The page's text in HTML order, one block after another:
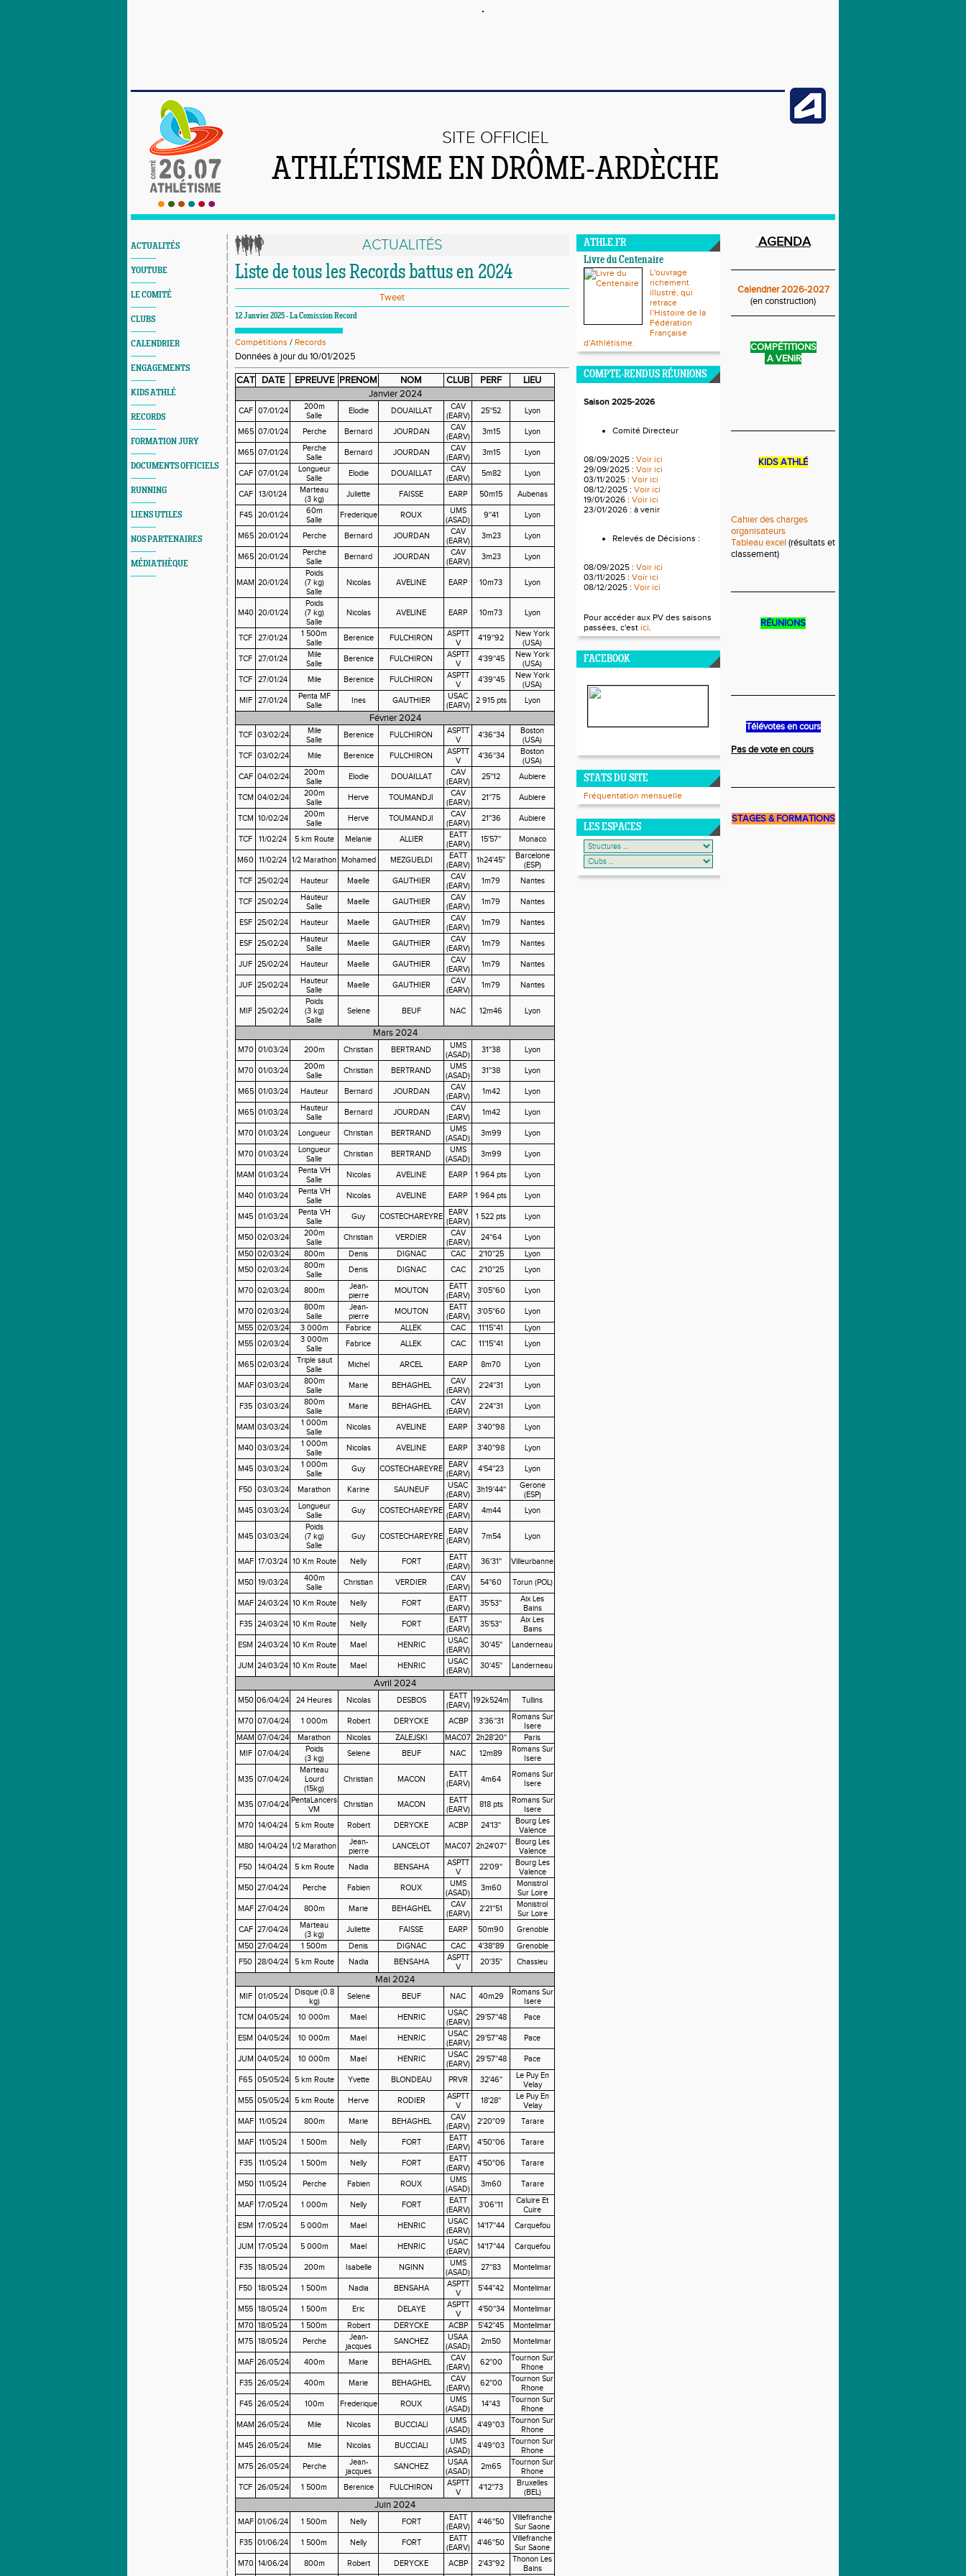
SITE OFFICIEL
ATHLÉTISME EN DRÔME-ARDÈCHE
ACTUALITÉS
YOUTUBE
LE COMITÉ
CLUBS
CALENDRIER
ENGAGEMENTS
KIDS ATHLÉ
RECORDS
FORMATION JURY
DOCUMENTS OFFICIELS
RUNNING
LIENS UTILES
NOS PARTENAIRES
MÉDIATHÈQUE
ACTUALITÉS
Liste de tous les Records battus en 2024
Tweet
12 Janvier 2025 - La Comission Record
Compétitions / Records
Données à jour du 10/01/2025
CAT DATE EPREUVE PRENOM NOM CLUB PERF
LIEU
Janvier 2024
CAF 07/01/24
200m
Salle
Elodie DOUAILLAT
CAV
(EARV)
25''52 Lyon
M65 07/01/24 Perche Bernard JOURDAN
CAV
(EARV)
3m15 Lyon
M65 07/01/24
Perche
Salle
Bernard JOURDAN
CAV
(EARV)
3m15 Lyon
CAF 07/01/24
Longueur
Salle
Elodie DOUAILLAT
CAV
(EARV)
5m82 Lyon
CAF 13/01/24
Marteau
(3 kg)
Juliette FAISSE EARP 50m15 Aubenas
F45 20/01/24
60m
Salle
Frederique ROUX
UMS
(ASAD)
9''41 Lyon
M65 20/01/24 Perche Bernard JOURDAN
CAV
(EARV)
3m23 Lyon
M65 20/01/24
Perche
Salle
Bernard JOURDAN
CAV
(EARV)
3m23 Lyon
MAM 20/01/24
Poids
(7 kg)
Salle
Nicolas AVELINE EARP 10m73 Lyon
M40 20/01/24
Poids
(7 kg)
Salle
Nicolas AVELINE EARP 10m73 Lyon
TCF 27/01/24
1 500m
Salle
Berenice FULCHIRON
ASPTT
V
4'19''92
New York
(USA)
TCF
27/01/24
Mile
Salle
Berenice FULCHIRON
ASPTT
V
4'39''45
New York
(USA)
TCF
27/01/24 Mile Berenice FULCHIRON
ASPTT
V
4'39''45
New York
(USA)
MIF
27/01/24
Penta MF
Salle
Ines GAUTHIER
USAC
(EARV)
2 915 pts Lyon
Février 2024
TCF 03/02/24
Mile
Salle
Berenice FULCHIRON
ASPTT
V
4'36''34
Boston
(USA)
TCF 03/02/24 Mile Berenice FULCHIRON
ASPTT
V
4'36''34
Boston
(USA)
CAF 04/02/24
200m
Salle
Elodie DOUAILLAT
CAV
(EARV)
25''12 Aubiere
TCM 04/02/24
200m
Salle
Herve TOUMANDJI
CAV
(EARV)
21''75 Aubiere
TCM 10/02/24
200m
Salle
Herve TOUMANDJI
CAV
(EARV)
21''36 Aubiere
TCF 11/02/24 5 km Route Melanie ALLIER
EATT
(EARV)
15'57'' Monaco
M60 11/02/24 1/2 Marathon Mohamed MEZGUELDI
EATT
(EARV)
1h24'45''
Barcelone
(ESP)
TCF 25/02/24 Hauteur Maelle GAUTHIER
CAV
(EARV)
1m79 Nantes
TCF 25/02/24
Hauteur
Salle
Maelle GAUTHIER
CAV
(EARV)
1m79 Nantes
ESF 25/02/24 Hauteur Maelle GAUTHIER
CAV
(EARV)
1m79 Nantes
ESF 25/02/24
Hauteur
Salle
Maelle GAUTHIER
CAV
(EARV)
1m79 Nantes
JUF 25/02/24 Hauteur Maelle GAUTHIER
CAV
(EARV)
1m79 Nantes
JUF 25/02/24
Hauteur
Salle
Maelle GAUTHIER
CAV
(EARV)
1m79 Nantes
MIF 25/02/24
Poids
(3 kg)
Salle
Selene BEUF NAC 12m46 Lyon
Mars 2024
M70 01/03/24 200m Christian BERTRAND
UMS
(ASAD)
31''38 Lyon
M70 01/03/24
200m
Salle
Christian BERTRAND
UMS
(ASAD)
31''38 Lyon
M65 01/03/24 Hauteur Bernard JOURDAN
CAV
(EARV)
1m42 Lyon
M65 01/03/24
Hauteur
Salle
Bernard JOURDAN
CAV
(EARV)
1m42 Lyon
M70 01/03/24 Longueur Christian BERTRAND
UMS
(ASAD)
3m99 Lyon
M70 01/03/24
Longueur
Salle
Christian BERTRAND
UMS
(ASAD)
3m99 Lyon
MAM 01/03/24
Penta VH
Salle
Nicolas AVELINE EARP 1 964 pts Lyon
M40 01/03/24
Penta VH
Salle
Nicolas AVELINE EARP 1 964 pts Lyon
M45 01/03/24
Penta VH
Salle
Guy COSTECHAREYRE
EARV
(EARV)
1 522 pts Lyon
M50 02/03/24
200m
Salle
Christian VERDIER
CAV
(EARV)
24''64
Lyon
M50 02/03/24 800m Denis DIGNAC CAC 2'10''25
Lyon
M50 02/03/24
800m
Salle
Denis DIGNAC CAC 2'10''25 Lyon
M70 02/03/24 800m
Jean-
pierre
MOUTON
EATT
(EARV)
3'05''60 Lyon
M70 02/03/24
800m
Salle
Jean-
pierre
MOUTON
EATT
(EARV)
3'05''60
Lyon
M55 02/03/24 3 000m Fabrice ALLEK CAC 11'15''41
Lyon
M55 02/03/24
3 000m
Salle
Fabrice ALLEK CAC 11'15''41 Lyon
M65 02/03/24
Triple saut
Salle
Michel ARCEL EARP 8m70 Lyon
MAF 03/03/24
800m
Salle
Marie BEHAGHEL
CAV
(EARV)
2'24''31 Lyon
F35 03/03/24
800m
Salle
Marie BEHAGHEL
CAV
(EARV)
2'24''31 Lyon
MAM 03/03/24
1 000m
Salle
Nicolas AVELINE EARP 3'40''98 Lyon
M40 03/03/24
1 000m
Salle
Nicolas AVELINE EARP 3'40''98 Lyon
M45 03/03/24
1 000m
Salle
Guy COSTECHAREYRE
EARV
(EARV)
4'54''23 Lyon
F50 03/03/24 Marathon Karine SAUNEUF
USAC
(EARV)
3h19'44''
Gerone
(ESP)
M45 03/03/24
Longueur
Salle
Guy COSTECHAREYRE
EARV
(EARV)
4m44 Lyon
M45 03/03/24
Poids
(7 kg)
Salle
Guy COSTECHAREYRE
EARV
(EARV)
7m54 Lyon
MAF 17/03/24 10 Km Route Nelly FORT
EATT
(EARV)
36'31'' Villeurbanne
M50 19/03/24
400m
Salle
Christian VERDIER
CAV
(EARV)
54''60 Torun (POL)
MAF 24/03/24 10 Km Route Nelly FORT
EATT
(EARV)
35'53''
Aix Les
Bains
F35 24/03/24 10 Km Route Nelly FORT
EATT
(EARV)
35'53''
Aix Les
Bains
ESM 24/03/24 10 Km Route Mael HENRIC
USAC
(EARV)
30'45'' Landerneau
JUM 24/03/24 10 Km Route Mael HENRIC
USAC
(EARV)
30'45'' Landerneau
Avril 2024
M50 06/04/24 24 Heures Nicolas DESBOS
EATT
(EARV)
192k524m Tullins
M70 07/04/24 1 000m Robert DERYCKE ACBP 3'36''31
Romans Sur
Isere
MAM 07/04/24 Marathon Nicolas ZALEJSKI MAC07 2h28'20''
Paris
MIF 07/04/24
Poids
(3 kg)
Selene BEUF NAC 12m89
Romans Sur
Isere
M35 07/04/24
Marteau
Lourd
(15kg)
Christian MACON
EATT
(EARV)
4m64
Romans Sur
Isere
M35 07/04/24 PentaLancers
VM
Christian MACON
EATT
(EARV)
818 pts
Romans Sur
Isere
M70 14/04/24 5 km Route Robert DERYCKE ACBP 24'13''
Bourg Les
Valence
M80 14/04/24 1/2 Marathon
Jean-
pierre
LANCELOT MAC07 2h24'07''
Bourg Les
Valence
F50
14/04/24 5 km Route Nadia BENSAHA
ASPTT
V
22'09''
Bourg Les
Valence
M50 27/04/24 Perche Fabien ROUX
UMS
(ASAD)
3m60
Monistrol
Sur Loire
MAF 27/04/24 800m Marie BEHAGHEL
CAV
(EARV)
2'21''51
Monistrol
Sur Loire
CAF 27/04/24
Marteau
(3 kg)
Juliette FAISSE EARP 50m90
Grenoble
M50 27/04/24 1 500m Denis DIGNAC CAC 4'38''89
Grenoble
F50 28/04/24 5 km Route Nadia BENSAHA
ASPTT
V
20'35'' Chassieu
Mai 2024
MIF 01/05/24
Disque (0.8
kg)
Selene BEUF NAC 40m29
Romans Sur
Isere
TCM 04/05/24 10 000m Mael HENRIC
USAC
(EARV)
29'57''48 Pace
ESM 04/05/24 10 000m Mael HENRIC
USAC
(EARV)
29'57''48 Pace
JUM 04/05/24 10 000m Mael HENRIC
USAC
(EARV)
29'57''48 Pace
F65 05/05/24 5 km Route Yvette BLONDEAU PRVR 32'46''
Le Puy En
Velay
M55 05/05/24 5 km Route Herve RODIER
ASPTT
V
18'28''
Le Puy En
Velay
MAF 11/05/24 800m Marie BEHAGHEL
CAV
(EARV)
2'20''09 Tarare
MAF 11/05/24 1 500m Nelly FORT
EATT
(EARV)
4'50''06 Tarare
F35 11/05/24 1 500m Nelly FORT
EATT
(EARV)
4'50''06 Tarare
M50 11/05/24 Perche Fabien ROUX
UMS
(ASAD)
3m60 Tarare
MAF 17/05/24 1 000m Nelly FORT
EATT
(EARV)
3'06''11
Caluire Et
Cuire
ESM
17/05/24 5 000m Mael HENRIC
USAC
(EARV)
14'17''44 Carquefou
JUM 17/05/24 5 000m Mael HENRIC
USAC
(EARV)
14'17''44 Carquefou
F35 18/05/24 200m Isabelle NGINN
UMS
(ASAD)
27''83 Montelimar
F50 18/05/24 1 500m Nadia BENSAHA
ASPTT
V
5'44''42 Montelimar
M55 18/05/24 1 500m Eric DELAYE
ASPTT
V
4'50''34
Montelimar
M70 18/05/24 1 500m Robert DERYCKE ACBP 5'42''45
Montelimar
M75 18/05/24 Perche
Jean-
jacques
SANCHEZ
USAA
(ASAD)
2m50 Montelimar
MAF 26/05/24 400m Marie BEHAGHEL
CAV
(EARV)
62''00
Tournon Sur
Rhone
F35 26/05/24 400m Marie BEHAGHEL
CAV
(EARV)
62''00
Tournon Sur
Rhone
F45 26/05/24 100m Frederique ROUX
UMS
(ASAD)
14''43
Tournon Sur
Rhone
MAM 26/05/24 Mile Nicolas BUCCIALI
UMS
(ASAD)
4'49''03
Tournon Sur
Rhone
M45 26/05/24 Mile Nicolas BUCCIALI
UMS
(ASAD)
4'49''03
Tournon Sur
Rhone
M75 26/05/24 Perche
Jean-
jacques
SANCHEZ
USAA
(ASAD)
2m65
Tournon Sur
Rhone
TCF 26/05/24 1 500m Berenice FULCHIRON
ASPTT
V
4'12''73
Bruxelles
(BEL)
Juin 2024
MAF 01/06/24 1 500m Nelly FORT
EATT
(EARV)
4'46''50
Villefranche
Sur Saone
F35 01/06/24 1 500m Nelly FORT
EATT
(EARV)
4'46''50
Villefranche
Sur Saone
M70 14/06/24 800m Robert DERYCKE ACBP 2'43''92
Thonon Les
Bains
ATHLE.FR
Livre du Centenaire
L'ouvrage
richement
illustré, qui
retrace
l’Histoire de la
Fédération
Française
d'Athlétisme.
COMPTE-RENDUS RÉUNIONS
Saison 2025-2026
Comité Directeur
08/09/2025 : Voir ici
29/09/2025 : Voir ici
03/11/2025 : Voir ici
08/12/2025 : Voir ici
19/01/2026 : Voir ici
23/01/2026 : à venir
Relevés de Décisions :
08/09/2025 : Voir ici
03/11/2025 : Voir ici
08/12/2025 : Voir ici
Pour accéder aux PV des saisons
passées, c'est ici.
FACEBOOK
STATS DU SITE
Fréquentation mensuelle
LES ESPACES
AGENDA
Calendrier 2026-2027
(en construction)
COMPÉTITIONS
A VENIR
KIDS ATHLÉ
Cahier des charges
organisateurs
Tableau excel (résultats et
classement)
RÉUNIONS
Télévotes en cours
Pas de vote en cours
STAGES & FORMATIONS